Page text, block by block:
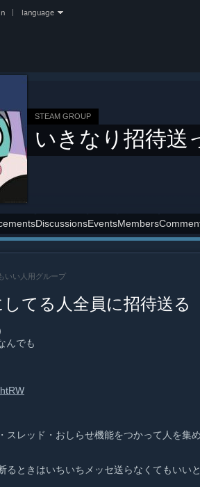
language
STEAM GROUP
いきなり招待送
DiscussionsEventsMembers
いい人用グループ
てる人全員に招待送る
んでも
スレッド・おしらせ機能をつかって人を集
るときはいちいちメッセ送らなくてもいい